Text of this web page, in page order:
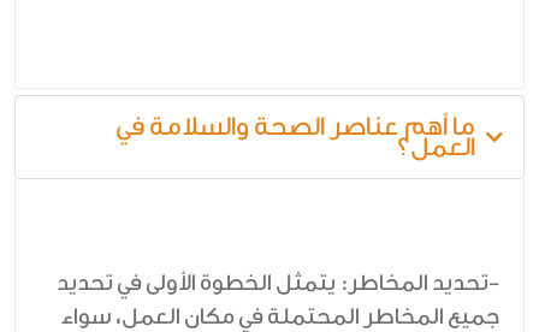
ما أهم عناصر الصحة والسلامة في
العمل؟
-تحديد المخاطر: يتمثل الخطوة الأولى في تحديد
جميع المخاطر المحتملة في مكان العمل، سواء